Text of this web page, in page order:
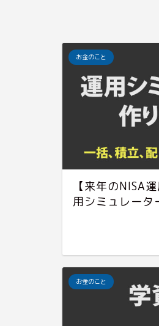
お金のこと
【来年のNISA
用シミュレータ
お金のこと